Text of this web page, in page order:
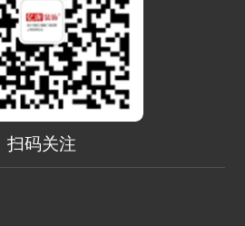
扫码关注